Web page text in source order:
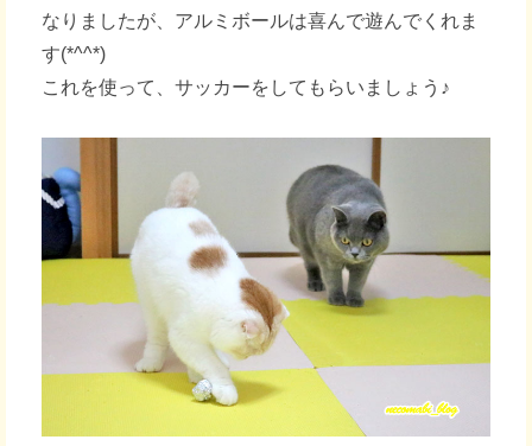
なりましたが、アルミボールは喜んで遊んでくれま
す(*^^*)
これを使って、サッカーをしてもらいましょう♪